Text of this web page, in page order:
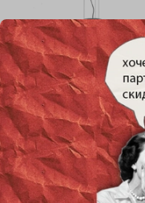
Подвесной
светильник Mountain
от AXO LIGHT